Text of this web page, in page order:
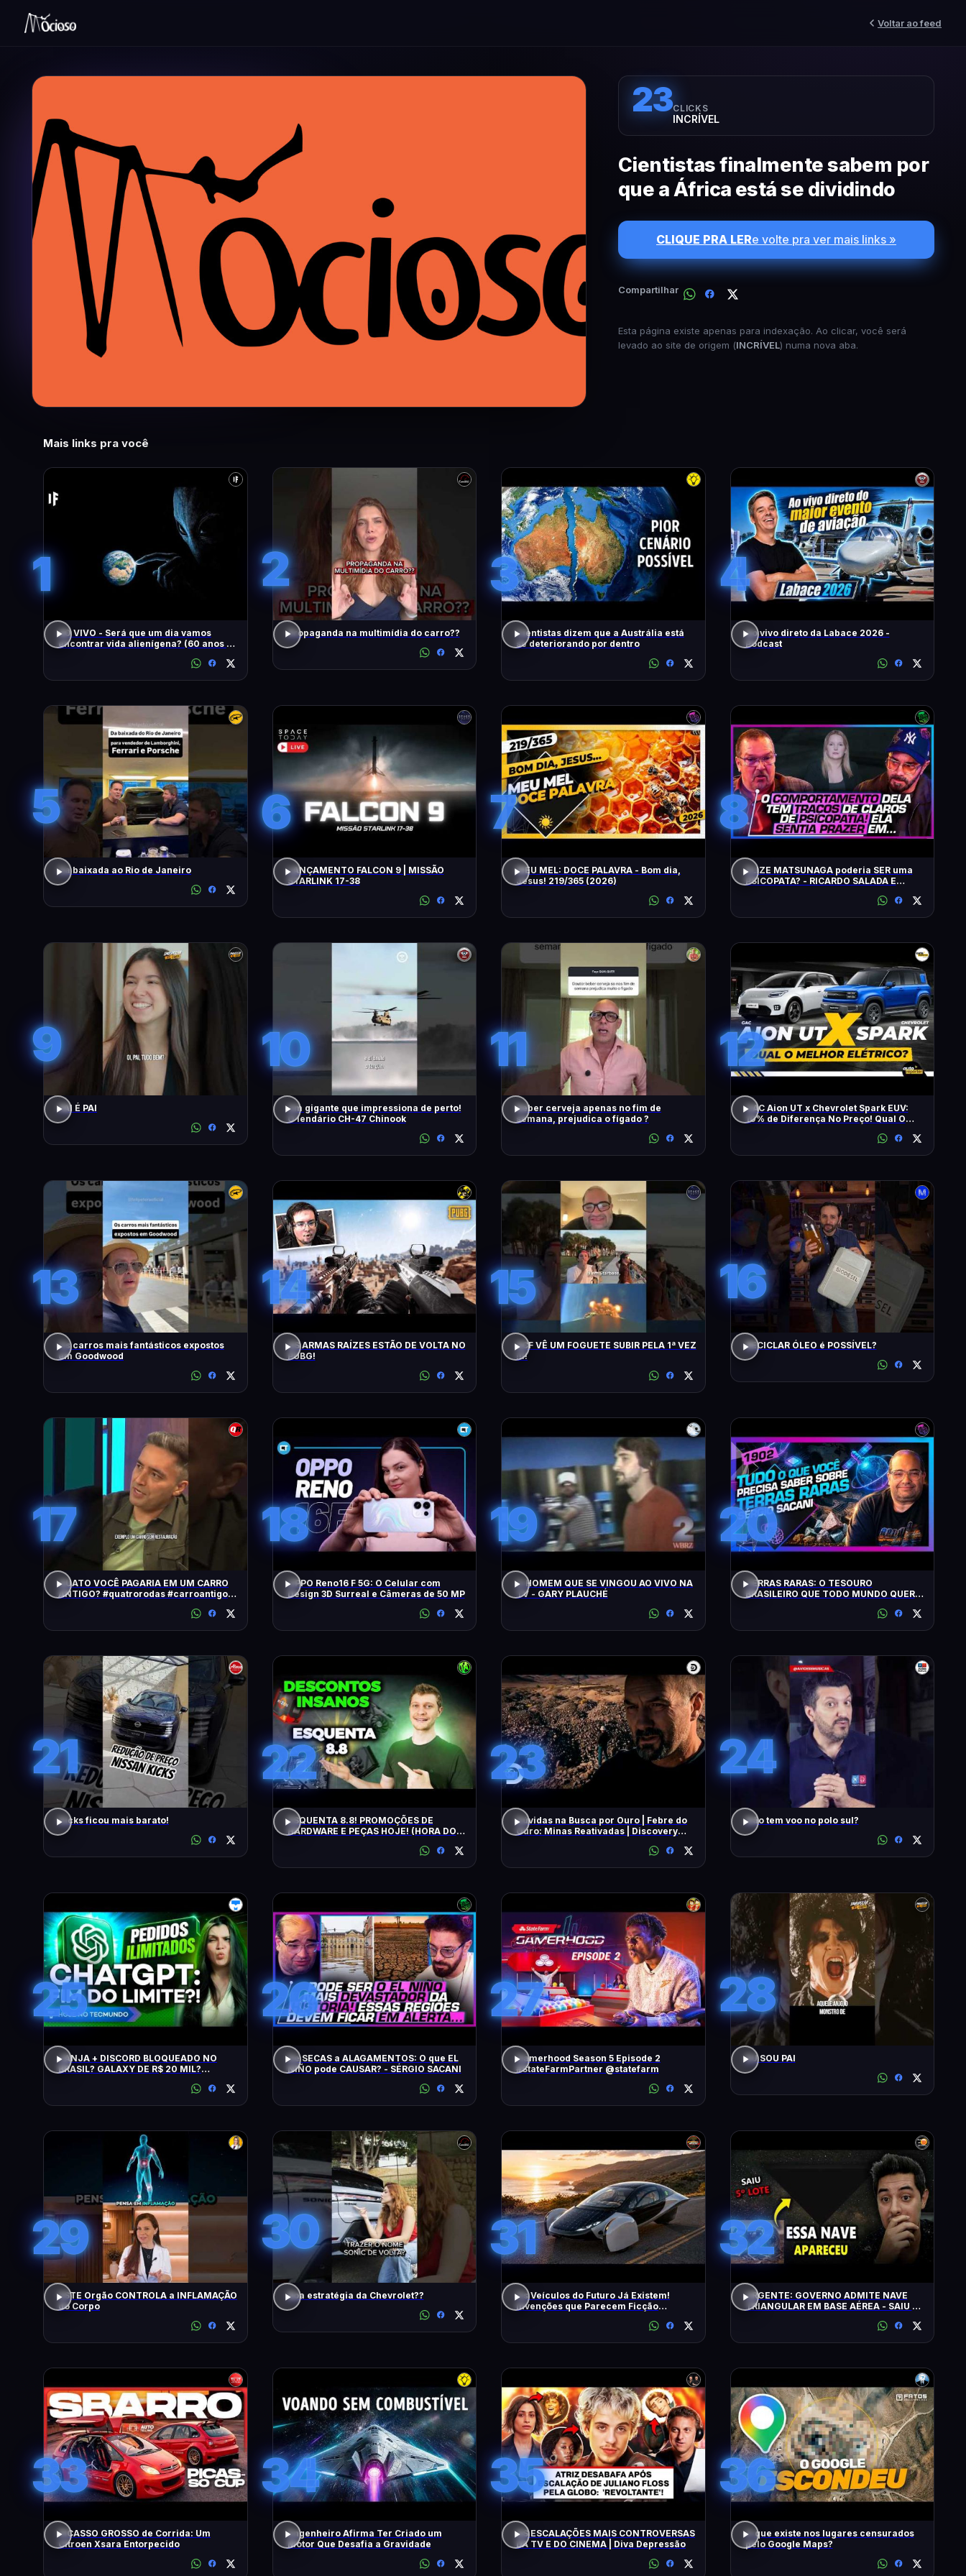
Voltar ao feed
23CLICKS
INCRÍVEL
Cientistas finalmente sabem por
que a África está se dividindo
CLIQUE PRA LERe volte pra ver mais links »
Compartilhar
Esta página existe apenas para indexação. Ao clicar, você será
levado ao site de origem (INCRÍVEL) numa nova aba.
Mais links pra você
1
AO VIVO - Será que um dia vamos
encontrar vida alienígena? (60 anos de
2
Propaganda na multimídia do carro??
3
Cientistas dizem que a Austrália está
se deteriorando por dentro
4
Ao vivo direto da Labace 2026 -
Podcast
5
Da baixada ao Rio de Janeiro
6
LANÇAMENTO FALCON 9 | MISSÃO
STARLINK 17-38
7
MEU MEL: DOCE PALAVRA - Bom dia,
Jesus! 219/365 (2026)
8
ELIZE MATSUNAGA poderia SER uma
PSICOPATA? - RICARDO SALADA E
9
PAI É PAI
10
Um gigante que impressiona de perto!
O lendário CH-47 Chinook
11
Beber cerveja apenas no fim de
semana, prejudica o fígado ?
12
GAC Aion UT x Chevrolet Spark EUV:
10% de Diferença No Preço! Qual O
13
Os carros mais fantásticos expostos
em Goodwood
14
AS ARMAS RAÍZES ESTÃO DE VOLTA NO
PUBG!
15
ACF VÊ UM FOGUETE SUBIR PELA 1ª VEZ
!!!!
16
RECICLAR ÓLEO é POSSÍVEL?
17
QUATO VOCÊ PAGARIA EM UM CARRO
ANTIGO? #quatrorodas #carroantigo
18
OPPO Reno16 F 5G: O Celular com
Design 3D Surreal e Câmeras de 50 MP
19
O HOMEM QUE SE VINGOU AO VIVO NA
TV - GARY PLAUCHÉ
20
TERRAS RARAS: O TESOURO
BRASILEIRO QUE TODO MUNDO QUER:
21
Kicks ficou mais barato!
22
ESQUENTA 8.8! PROMOÇÕES DE
HARDWARE E PEÇAS HOJE! (HORA DO
23
Dúvidas na Busca por Ouro | Febre do
Ouro: Minas Reativadas | Discovery
24
Não tem voo no polo sul?
25
JANJA + DISCORD BLOQUEADO NO
BRASIL? GALAXY DE R$ 20 MIL?
26
De SECAS a ALAGAMENTOS: O que EL
NIÑO pode CAUSAR? - SÉRGIO SACANI
27
Gamerhood Season 5 Episode 2
#StateFarmPartner @statefarm
28
EU SOU PAI
29
ESTE Orgão CONTROLA a INFLAMAÇÃO
do Corpo
30
Boa estratégia da Chevrolet??
31
Os Veículos do Futuro Já Existem!
Invenções que Parecem Ficção
32
URGENTE: GOVERNO ADMITE NAVE
TRIANGULAR EM BASE AÉREA - SAIU O
33
PICASSO GROSSO de Corrida: Um
Citroen Xsara Entorpecido
34
Engenheiro Afirma Ter Criado um
Motor Que Desafia a Gravidade
35
AS ESCALAÇÕES MAIS CONTROVERSAS
DA TV E DO CINEMA | Diva Depressão
36
O que existe nos lugares censurados
pelo Google Maps?